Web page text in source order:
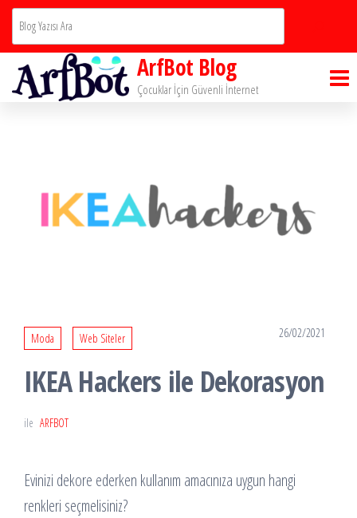
İçeriğe
ArfBot Blog
Çocuklar İçin Güvenli İnternet
Moda Web Siteler 26/02/2021
IKEA Hackers ile Dekorasyon
ile ARFBOT
Evinizi dekore ederken kullanım amacınıza uygun hangi
renkleri seçmelisiniz?